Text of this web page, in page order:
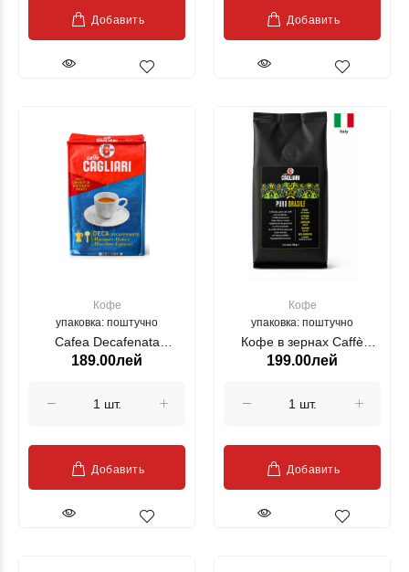
Добавить Добавить
Кофе
упаковка: поштучно
Cafea Decafenata
CAGLIARI 250 g
189.00лей
Добавить
Кофе
упаковка: поштучно
Кофе в зернах Caffè
Cagliari Puro Brasile —
199.00лей
Добавить